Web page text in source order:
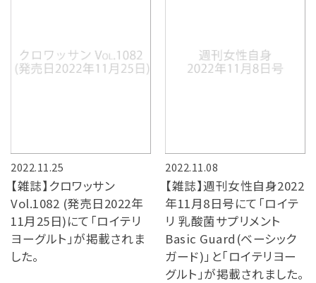
2022.11.25
【雑誌】クロワッサン
Vol.1082 (発売日2022年
11月25日)にて「ロイテリ
ヨーグルト」が掲載されま
した。
2022.11.08
【雑誌】週刊女性自身2022
年11月8日号にて「ロイテ
リ 乳酸菌サプリメント
Basic Guard(ベーシック
ガード)」と「ロイテリヨー
グルト」が掲載されました。